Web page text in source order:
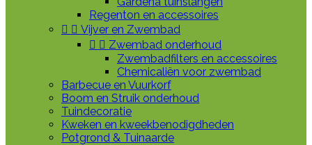
Regenton en accessoires
  Vijver en Zwembad
  Zwembad onderhoud
Zwembadfilters en accessoires
Chemicaliën voor zwembad
Barbecue en Vuurkorf
Boom en Struik onderhoud
Tuindecoratie
Kweken en kweekbenodigdheden
Potgrond & Tuinaarde